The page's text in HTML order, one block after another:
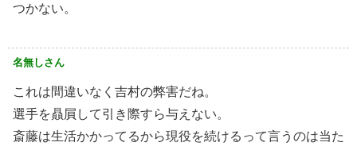
つかない。
名無しさん
これは間違いなく吉村の弊害だね。
選手を贔屓して引き際すら与えない。
斎藤は生活かかってるから現役を続けるって言うのは当た